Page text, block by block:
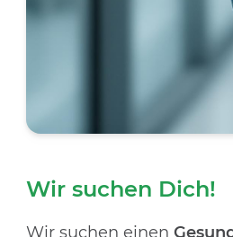
Wir suchen Dich!
Wir suchen einen